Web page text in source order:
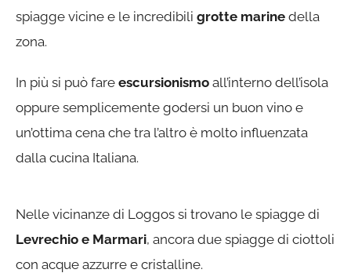
spiagge vicine e le incredibili grotte marine della
zona.
In più si può fare escursionismo all’interno dell’isola
oppure semplicemente godersi un buon vino e
un’ottima cena che tra l’altro è molto influenzata
dalla cucina Italiana.
Nelle vicinanze di Loggos si trovano le spiagge di
Levrechio e Marmari, ancora due spiagge di ciottoli
con acque azzurre e cristalline.